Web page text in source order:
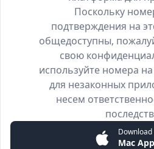
Поскольку
подтверждения на
общедоступны,
свою
используйте номера
для незаконных
несем
Mac